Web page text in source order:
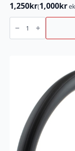
1,250kr(1,000kr
fronthjul
klippepanne
Pro
antall